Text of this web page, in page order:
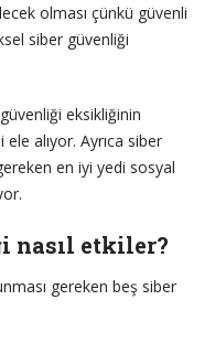
olması çünkü güvenli
siber güvenliği
eksikliğinin
alıyor. Ayrıca siber
en iyi yedi sosyal
nasıl etkiler?
gereken beş siber